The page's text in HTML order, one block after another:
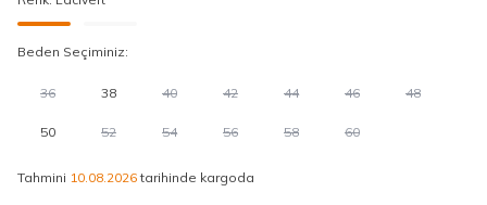
Beden Seçiminiz:
36 38 40 42 44 46 48
50 52 54 56 58 60
Tahmini 10.08.2026tarihinde kargoda